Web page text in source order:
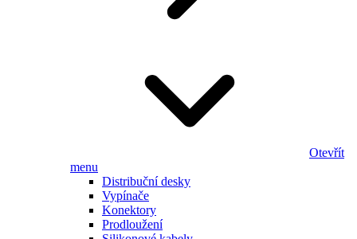
Otevřít
menu
Distribuční desky
Vypínače
Konektory
Prodloužení